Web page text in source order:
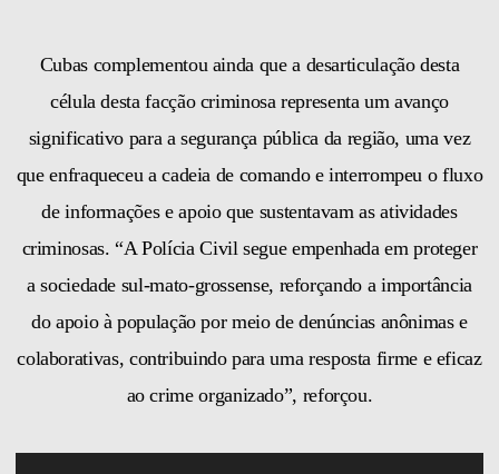
Cubas complementou ainda que a desarticulação desta
célula desta facção criminosa representa um avanço
significativo para a segurança pública da região, uma vez
que enfraqueceu a cadeia de comando e interrompeu o fluxo
de informações e apoio que sustentavam as atividades
criminosas. “A Polícia Civil segue empenhada em proteger
a sociedade sul-mato-grossense, reforçando a importância
do apoio à população por meio de denúncias anônimas e
colaborativas, contribuindo para uma resposta firme e eficaz
ao crime organizado”, reforçou.